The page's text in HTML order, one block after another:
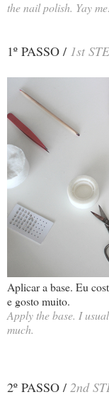
the nail polish. Yay
1º PASSO / 1st
Aplicar a base. Eu
e gosto muito.
Apply the base. I
much.
2º PASSO / 2nd